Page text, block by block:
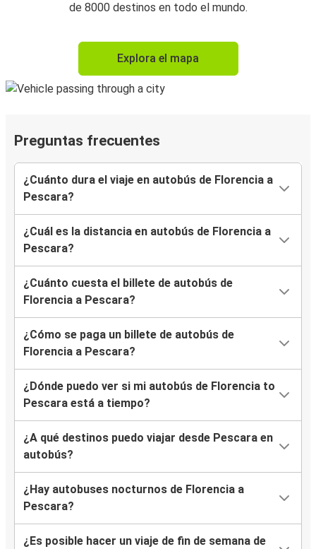
de 8000 destinos en todo el mundo.
Explora el mapa
Preguntas frecuentes
¿Cuánto dura el viaje en autobús de Florencia a
Pescara?
¿Cuál es la distancia en autobús de Florencia a
Pescara?
¿Cuánto cuesta el billete de autobús de
Florencia a Pescara?
¿Cómo se paga un billete de autobús de
Florencia a Pescara?
¿Dónde puedo ver si mi autobús de Florencia to
Pescara está a tiempo?
¿A qué destinos puedo viajar desde Pescara en
autobús?
¿Hay autobuses nocturnos de Florencia a
Pescara?
¿Es posible hacer un viaje de fin de semana de